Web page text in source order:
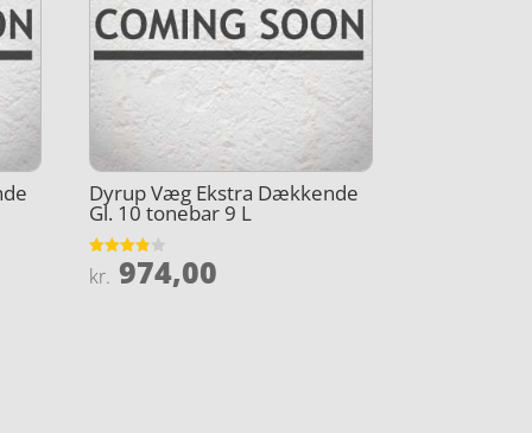
Dyrup Væg Ekstra Dækkende
Gl. 10 tonebar 9 L
Vurderet
3.8
kr. 974,00